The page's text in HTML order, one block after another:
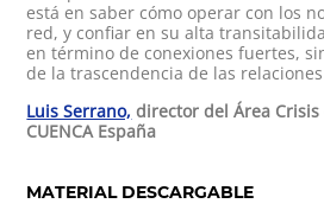
está en saber cómo operar con los
red, y confiar en su alta
en término de conexiones fuertes,
de la trascendencia de las
Luis Serrano, director del Área Crisis
CUENCA España
MATERIAL DESCARGABLE